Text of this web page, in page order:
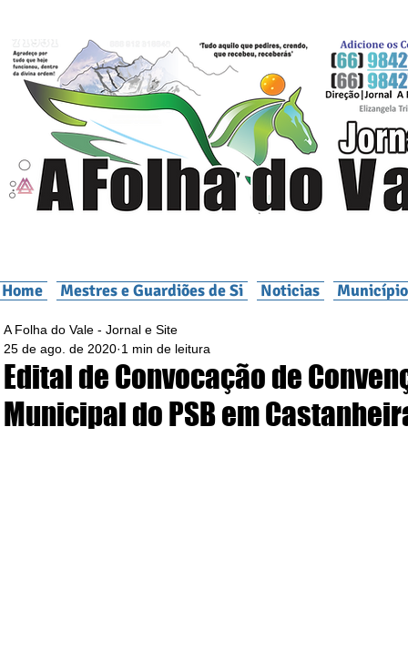
Home Mestres e Guardiões de Si Noticias
Edital de Convocação de
Municipal do PSB em
A Folha do Vale - Jornal e Site
25 de ago. de 2020 1 min de leitura